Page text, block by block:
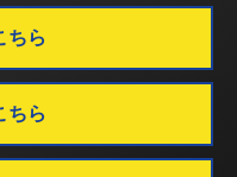
ちら
ちら